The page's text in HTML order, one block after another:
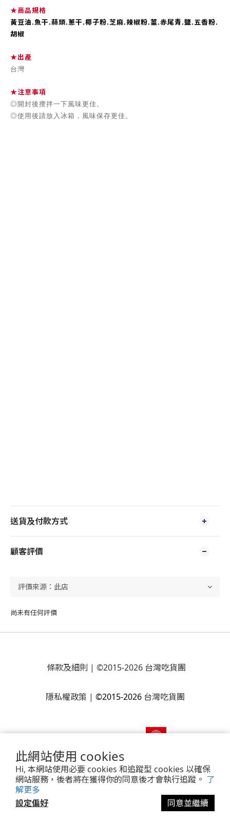
此網站使用 cookies
Hi, 本網站使用必要 cookies 和追蹤型 cookies 以確保
網站服務，後者將在獲得你的同意後才會執行追蹤。 了
解更多
設定偏好
同意並繼續
★商品規格
黃豆油.魚干.蒜頭.蔥干.椰子粉.芝麻.辣椒粉.薑.赤尾青.鹽.五香粉.
胡椒
★出產
台灣
★注意事項
◎開封後攪拌一下風味更佳。
◎使用後請放入冰箱，風味保存更佳。
送貨及付款方式
顧客評價
尚未有任何評價
立即購買
條款及細則 | ©2015-2026 台灣吃貨團
隱私權政策 | ©2015-2026台灣吃貨團